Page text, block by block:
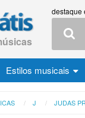
destaque
Estilos musicais
J JUDAS